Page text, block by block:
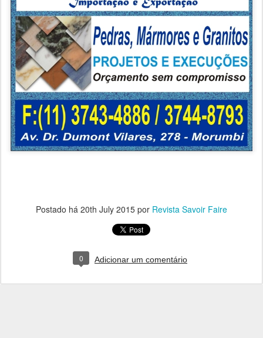
Postado há 20th July 2015 por Revista Savoir Faire
0 Adicionar um comentário